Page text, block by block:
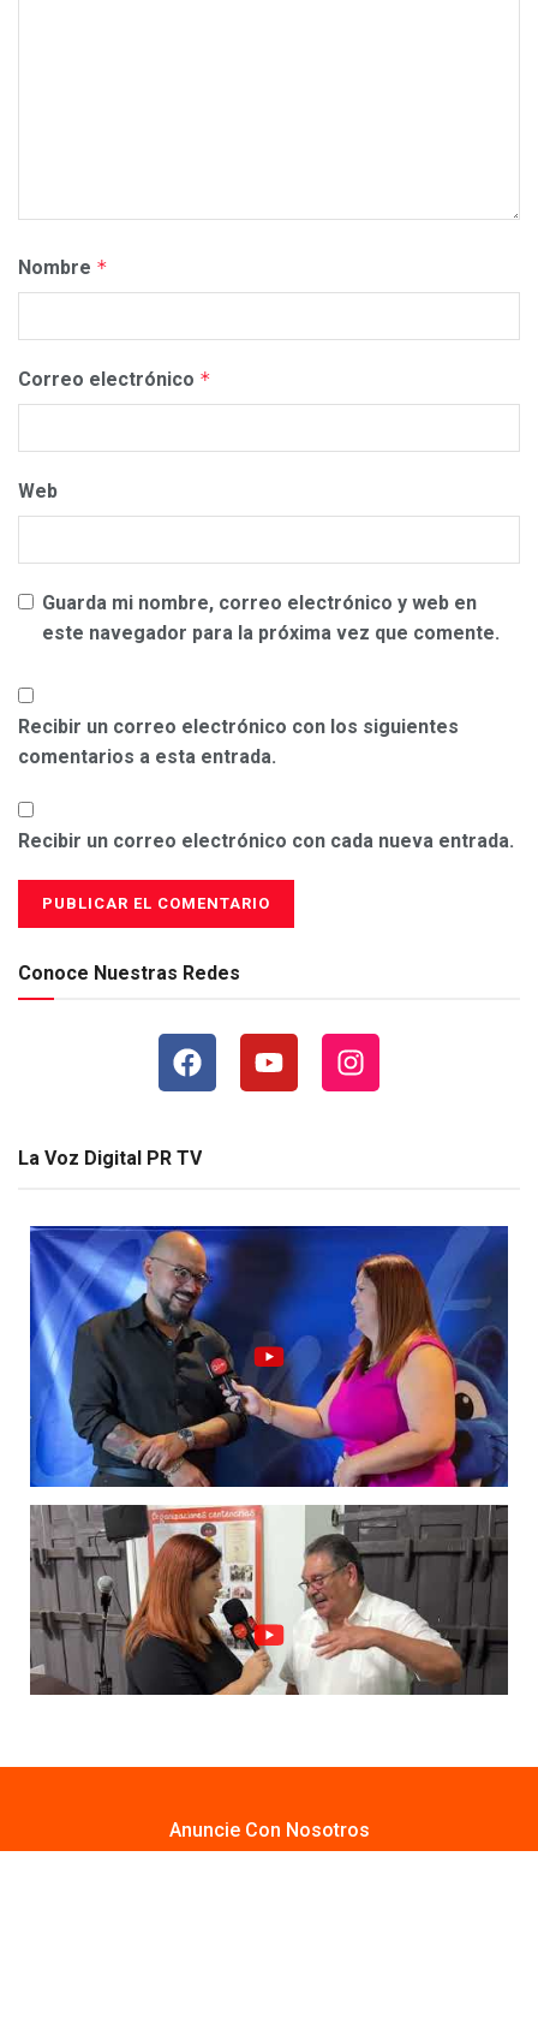
Nombre *
Correo electrónico *
Web
Guarda mi nombre, correo electrónico y web en
este navegador para la próxima vez que comente.
Recibir un correo electrónico con los siguientes
comentarios a esta entrada.
Recibir un correo electrónico con cada nueva entrada.
Conoce Nuestras Redes
La Voz Digital PR TV
Anuncie Con Nosotros